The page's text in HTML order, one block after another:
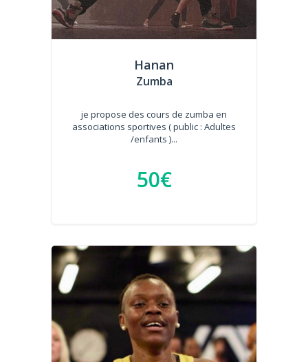
Hanan
Zumba
je propose des cours de zumba en
associations sportives ( public : Adultes
/enfants )...
50€